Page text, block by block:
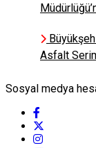
Asfalt
Sosyal medya